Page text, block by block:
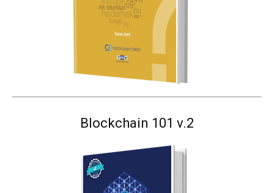
Blockchain 101 v.2